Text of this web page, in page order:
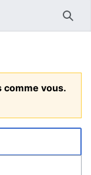
comme vous.